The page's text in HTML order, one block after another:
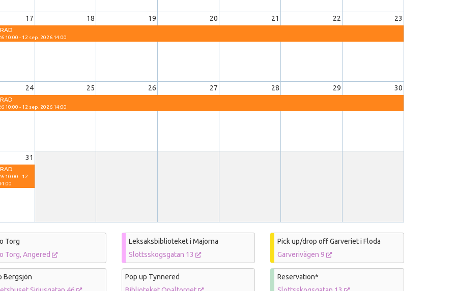
17 18 19 20 21 22 23
10:00 - 12 sep. 2026 14:00
24 25 26 27 28 29 30
10:00 - 12 sep. 2026 14:00
31
10:00 - 12
Torg
Torg, Angered
Leksaksbiblioteket i Majorna
Slottsskogsgatan 13
Pick up/drop off Garveriet i Floda
Garverivägen 9
Bergsjön
Pop up Tynnered
Reservation*